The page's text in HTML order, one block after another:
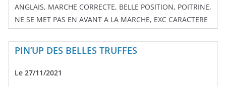
ANGLAIS, MARCHE CORRECTE, BELLE POSITION, POITRINE,
NE SE MET PAS EN AVANT A LA MARCHE, EXC CARACTERE
PIN’UP DES BELLES TRUFFES
Le 27/11/2021